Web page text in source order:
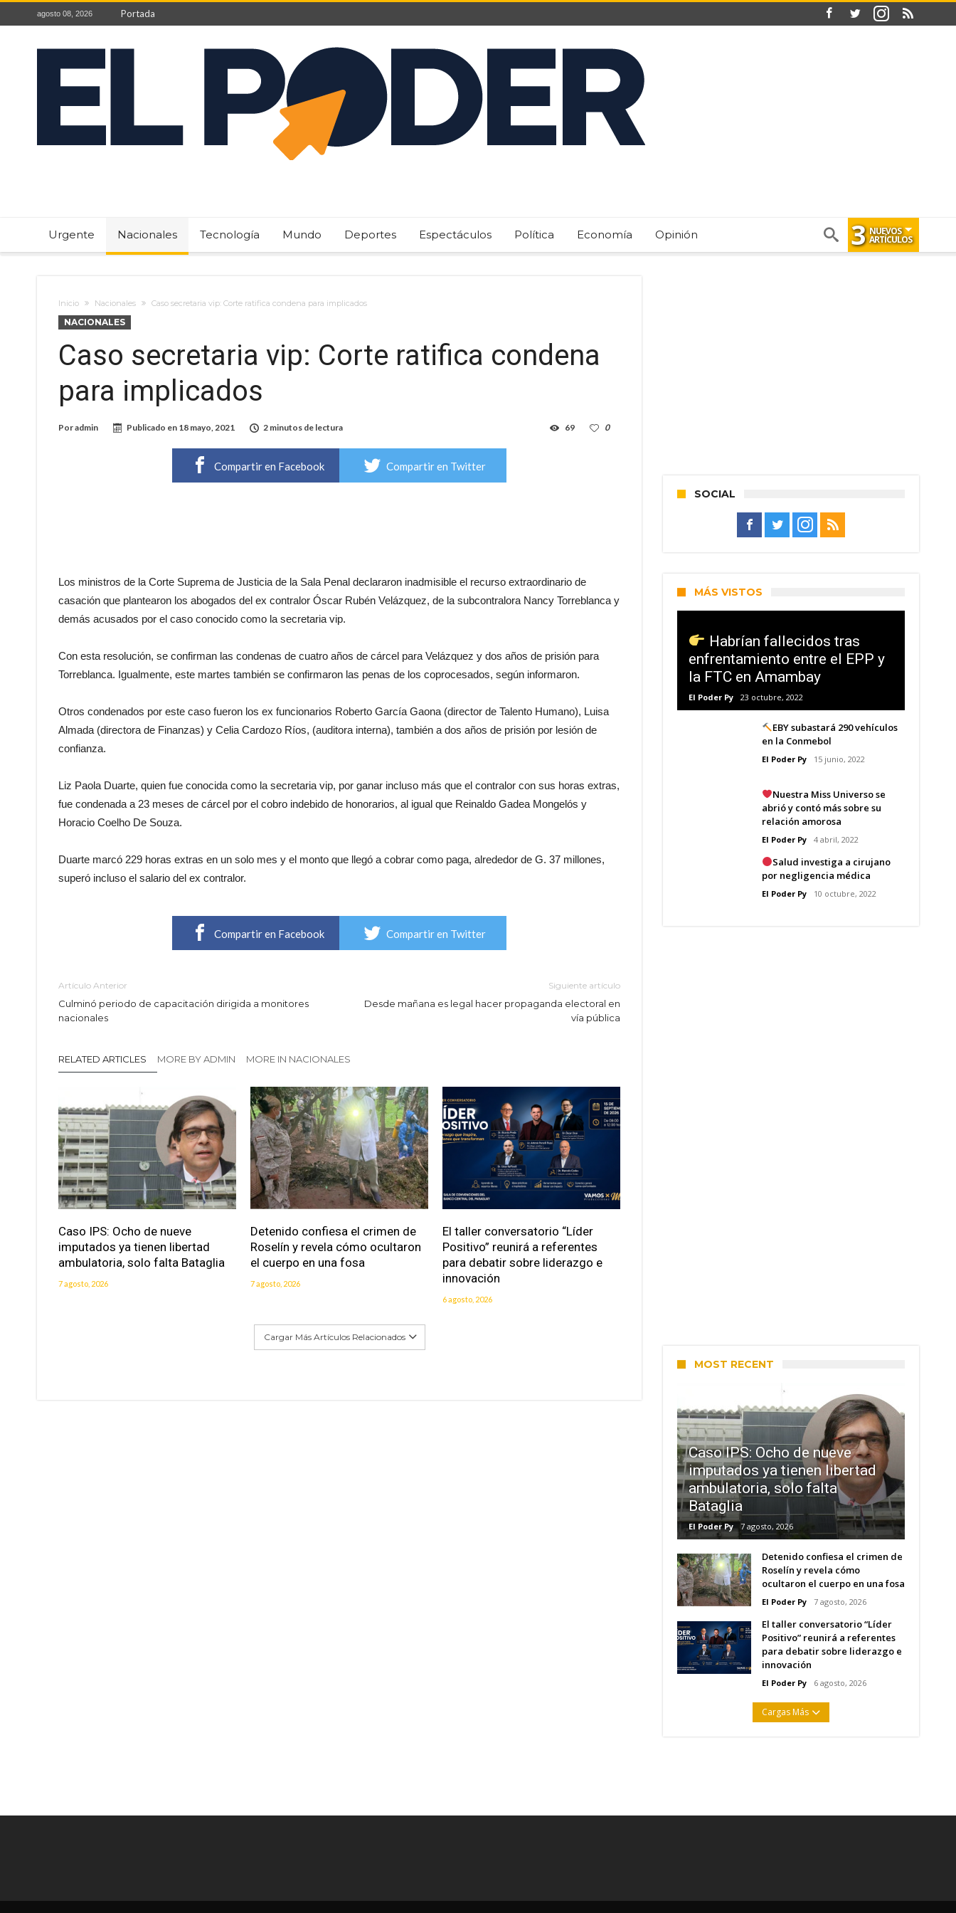
agosto 08, 2026 Portada
Urgente Nacionales Tecnología Mundo Deportes Espectáculos Política Economía Opinión 3 NUEVOS
ARTÍCULOS
Inicio Nacionales Caso secretaria vip: Corte ratifica condena para implicados
NACIONALES
Caso secretaria vip: Corte ratifica condena
para implicados
Poradmin Publicado en 18 mayo, 2021 2 minutos de lectura 0
69
Compartir en Facebook Compartir en Twitter
Los ministros de la Corte Suprema de Justicia de la Sala Penal declararon inadmisible el recurso extraordinario de
casación que plantearon los abogados del ex contralor Óscar Rubén Velázquez, de la subcontralora Nancy Torreblanca y
demás acusados por el caso conocido como la secretaria vip.
Con esta resolución, se confirman las condenas de cuatro años de cárcel para Velázquez y dos años de prisión para
Torreblanca. Igualmente, este martes también se confirmaron las penas de los coprocesados, según informaron.
Otros condenados por este caso fueron los ex funcionarios Roberto García Gaona (director de Talento Humano), Luisa
Almada (directora de Finanzas) y Celia Cardozo Ríos, (auditora interna), también a dos años de prisión por lesión de
confianza.
Liz Paola Duarte, quien fue conocida como la secretaria vip, por ganar incluso más que el contralor con sus horas extras,
fue condenada a 23 meses de cárcel por el cobro indebido de honorarios, al igual que Reinaldo Gadea Mongelós y
Horacio Coelho De Souza.
Duarte marcó 229 horas extras en un solo mes y el monto que llegó a cobrar como paga, alrededor de G. 37 millones,
superó incluso el salario del ex contralor.
Compartir en Facebook Compartir en Twitter
Artículo Anterior
Culminó periodo de capacitación dirigida a monitores
nacionales
Siguiente artículo
Desde mañana es legal hacer propaganda electoral en
vía pública
RELATED ARTICLES MORE BY ADMIN MORE IN NACIONALES
Caso IPS: Ocho de nueve
imputados ya tienen libertad
ambulatoria, solo falta Bataglia
7 agosto, 2026
Detenido confiesa el crimen de
Roselín y revela cómo ocultaron
el cuerpo en una fosa
7 agosto, 2026
El taller conversatorio “Líder
Positivo” reunirá a referentes
para debatir sobre liderazgo e
innovación
6 agosto, 2026
Cargar Más Artículos Relacionados
SOCIAL
MÁS VISTOS
Habrían fallecidos tras
enfrentamiento entre el EPP y
la FTC en Amambay
El Poder Py 23 octubre, 2022
EBY subastará 290 vehículos
en la Conmebol
El Poder Py 15 junio, 2022
Nuestra Miss Universo se
abrió y contó más sobre su
relación amorosa
El Poder Py 4 abril, 2022
Salud investiga a cirujano
por negligencia médica
El Poder Py 10 octubre, 2022
MOST RECENT
Caso IPS: Ocho de nueve
imputados ya tienen libertad
ambulatoria, solo falta
Bataglia
El Poder Py 7 agosto, 2026
Detenido confiesa el crimen de
Roselín y revela cómo
ocultaron el cuerpo en una fosa
El Poder Py 7 agosto, 2026
El taller conversatorio “Líder
Positivo” reunirá a referentes
para debatir sobre liderazgo e
innovación
El Poder Py 6 agosto, 2026
Cargas Más